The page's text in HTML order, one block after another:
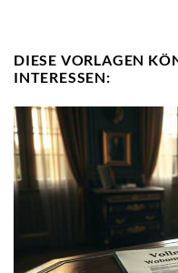
DIESE VORLAGEN
INTERESSEN: